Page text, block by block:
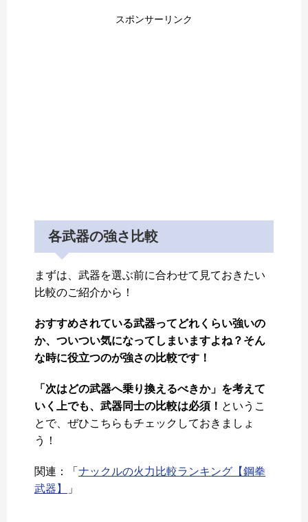
スポンサーリンク
各武器の強さ比較
まずは、武器を選ぶ前に合わせて見ておきたい
比較のご紹介から！
おすすめされている武器ってどれくらい強いの
か、ついつい気になってしまいますよね？そん
な時に役立つのが強さの比較です！
「次はどの武器へ乗り換えるべきか」を考えて
いく上でも、武器同士の比較は必須！ というこ
とで、ぜひこちらもチェックしておきましょ
う！
関連：「 ナックルの火力比較ランキング【鋼拳
武器】
」